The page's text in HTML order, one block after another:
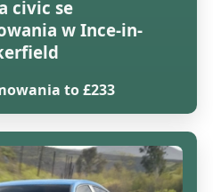
civic se
w Ince-in-
to £233